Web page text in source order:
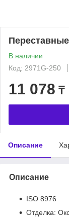
В наличии
Код: 2971G-250
11 078 ₸
Описание
Описание
ISO 8976
Отделка: